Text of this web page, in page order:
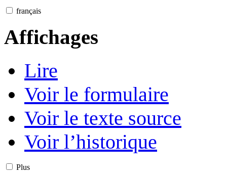
français
Affichages
Lire
Voir le formulaire
Voir le texte source
Voir l’historique
Plus